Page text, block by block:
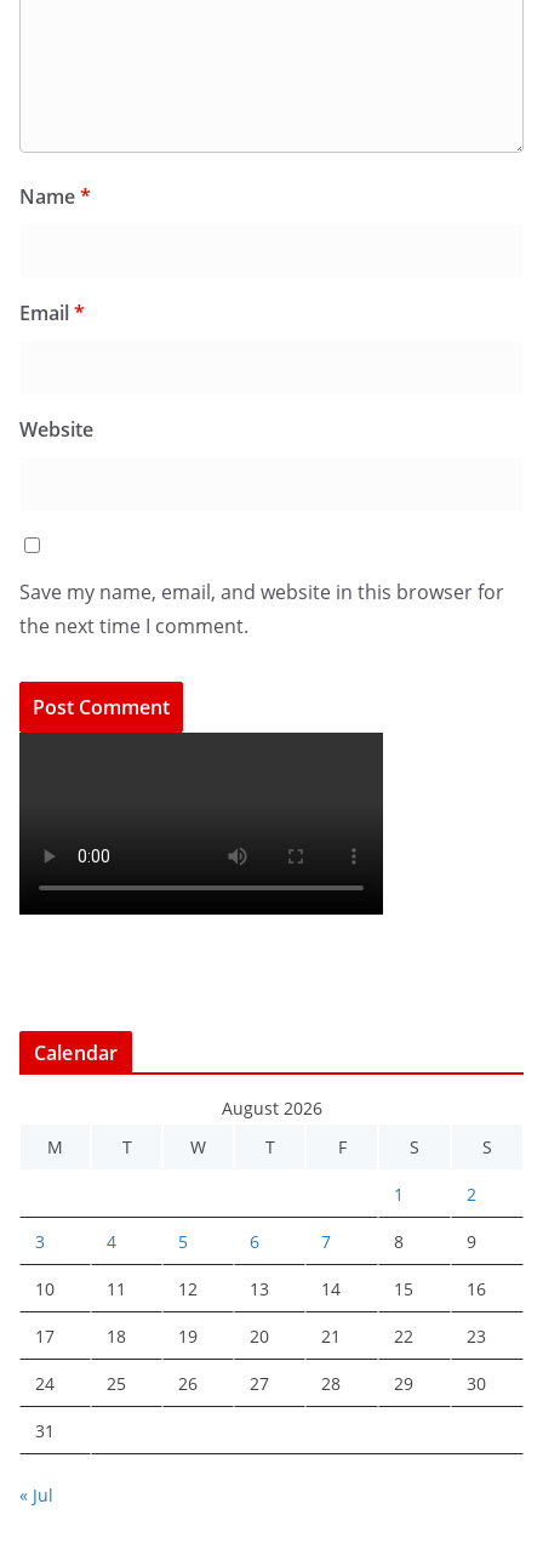
Name*
Email*
Website
Save my name, email, and website in this browser for
the next time I comment.
Calendar
August 2026
M
T W T F S S
1 2
3 4 5 6 7 8 9
10 11 12 13 14 15 16
17 18 19 20 21 22 23
24 25 26 27 28 29 30
31
« Jul